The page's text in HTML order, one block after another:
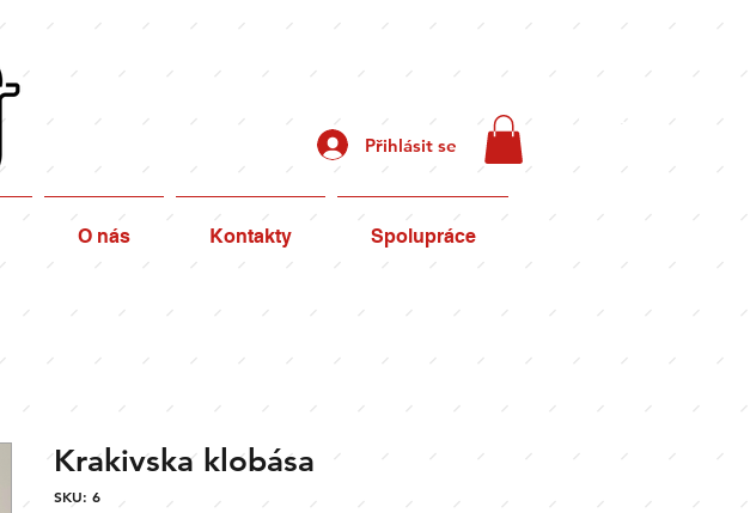
O nás Kontakty Spolupráce
Krakivska klobása
SKU: 6
Přihlásit se